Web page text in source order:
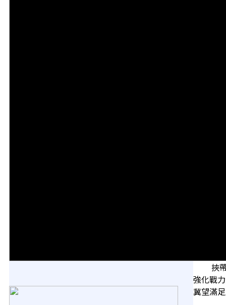
挾帶
強化戰
冀望滿